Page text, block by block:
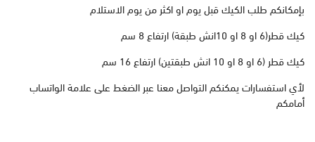
بإمكانكم طلب الكيك قبل يوم او اكثر من يوم الاستلام
كيك قطر(6 او 8 او 10انش طبقة) ارتفاع 8 سم
كيك قطر (6 او 8 او 10 انش طبقتين) ارتفاع 16 سم
لأي استفسارات يمكنكم التواصل معنا عبر الضغط على علامة الواتساب
أمامكم